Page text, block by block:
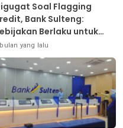
Soal Flagging
Bank Sulteng:
Berlaku untuk
Debitur ASN
yang lalu